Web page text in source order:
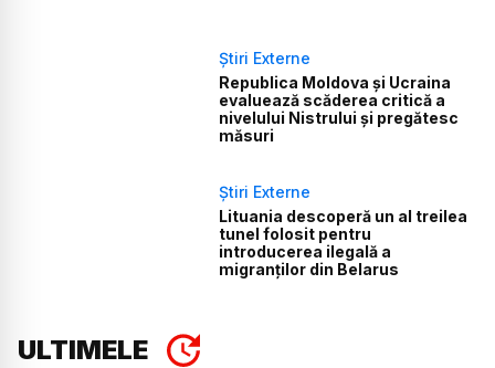
Știri Externe
Republica Moldova și Ucraina
evaluează scăderea critică a
nivelului Nistrului și pregătesc
măsuri
Știri Externe
Lituania descoperă un al treilea
tunel folosit pentru
introducerea ilegală a
migranților din Belarus
ULTIMELE